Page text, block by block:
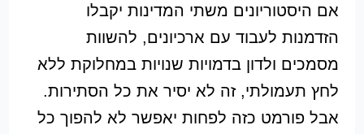
אם היסטוריונים משתי המדינות יקבלו
הזדמנות לעבוד עם ארכיונים, להשוות
מסמכים ולדון בדמויות שנויות במחלוקת ללא
לחץ תעמולתי, זה לא יסיר את כל הסתירות.
אבל פורמט כזה לפחות יאפשר לא להפוך כל